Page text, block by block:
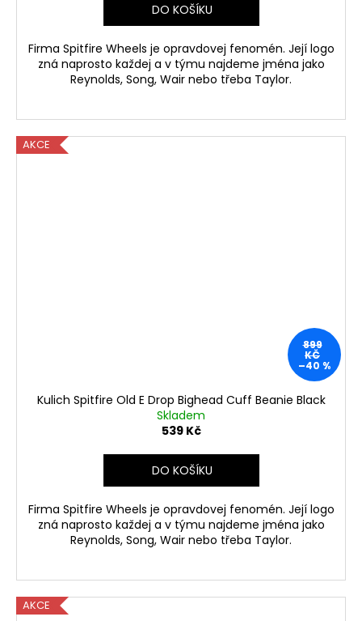
DO KOŠÍKU
Firma Spitfire Wheels je opravdovej fenomén. Její logo
zná naprosto každej a v týmu najdeme jména jako
Reynolds, Song, Wair nebo třeba Taylor.
AKCE
899
KČ
–40 %
Kulich Spitfire Old E Drop Bighead Cuff Beanie Black
Skladem
539 Kč
DO KOŠÍKU
Firma Spitfire Wheels je opravdovej fenomén. Její logo
zná naprosto každej a v týmu najdeme jména jako
Reynolds, Song, Wair nebo třeba Taylor.
AKCE